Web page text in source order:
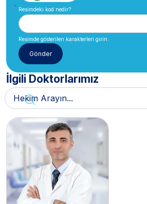
Resimdeki kod nedir?
Resimde gösterilen karakterleri girin.
İlgili Doktorlarımız